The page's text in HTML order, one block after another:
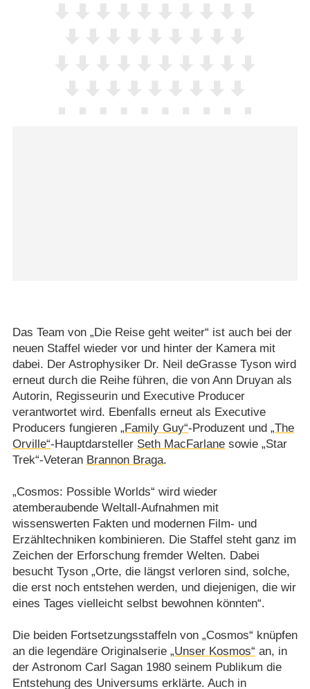
Das Team von „Die Reise geht weiter“ ist auch bei der
neuen Staffel wieder vor und hinter der Kamera mit
dabei. Der Astrophysiker Dr. Neil deGrasse Tyson wird
erneut durch die Reihe führen, die von Ann Druyan als
Autorin, Regisseurin und Executive Producer
verantwortet wird. Ebenfalls erneut als Executive
Producers fungieren „Family Guy“-Produzent und „The
Orville“-Hauptdarsteller Seth MacFarlanesowie „Star
Trek“-Veteran Brannon Braga.
„Cosmos: Possible Worlds“ wird wieder
atemberaubende Weltall-Aufnahmen mit
wissenswerten Fakten und modernen Film- und
Erzähltechniken kombinieren. Die Staffel steht ganz im
Zeichen der Erforschung fremder Welten. Dabei
besucht Tyson „Orte, die längst verloren sind, solche,
die erst noch entstehen werden, und diejenigen, die wir
eines Tages vielleicht selbst bewohnen könnten“.
Die beiden Fortsetzungsstaffeln von „Cosmos“ knüpfen
an die legendäre Originalserie „Unser Kosmos“ an, in
der Astronom Carl Sagan 1980 seinem Publikum die
Entstehung des Universums erklärte. Auch in